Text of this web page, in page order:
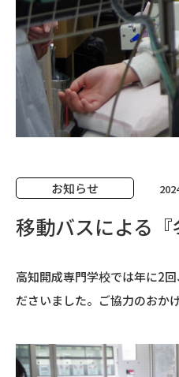
お知らせ
移動バスによる
高知開成専門学校では年に2
ださいました。ご協力のおか